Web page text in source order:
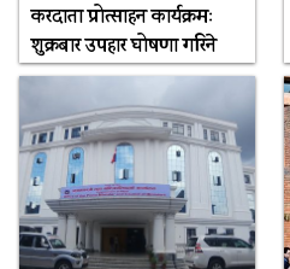
करदाता प्रोत्साहन कार्यक्रमः
शुक्रबार उपहार घोषणा गरिने